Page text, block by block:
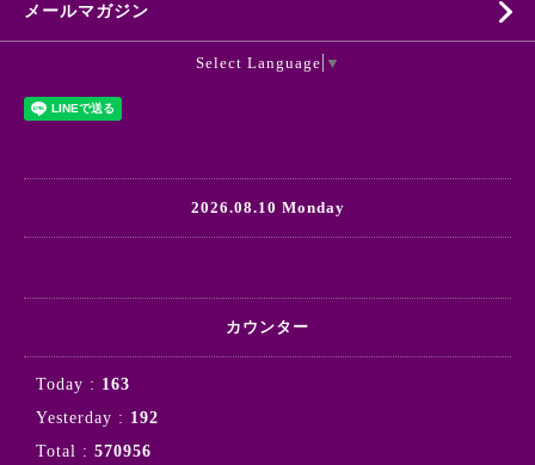
メールマガジン
Select Language ▼
2026.08.10 Monday
カウンター
Today : 163
Yesterday : 192
Total : 570956